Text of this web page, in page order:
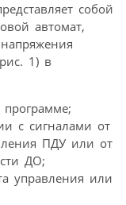
собой
автомат,
1) в
с сигналами от
ПДУ или от
ДО;
управления или